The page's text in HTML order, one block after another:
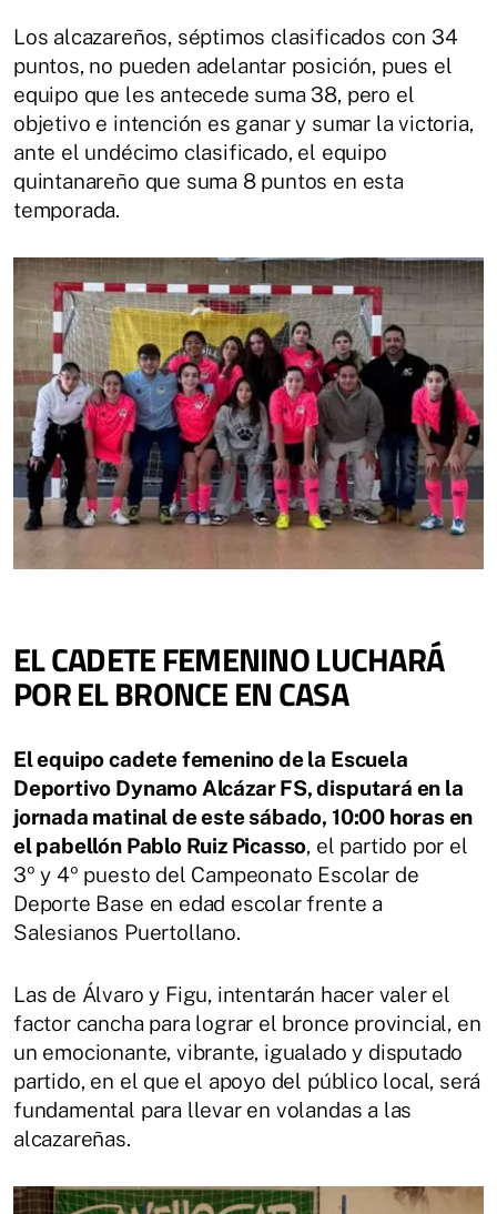
Los alcazareños, séptimos clasificados con 34
puntos, no pueden adelantar posición, pues el
equipo que les antecede suma 38, pero el
objetivo e intención es ganar y sumar la victoria,
ante el undécimo clasificado, el equipo
quintanareño que suma 8 puntos en esta
temporada.
EL CADETE FEMENINO LUCHARÁ
POR EL BRONCE EN CASA
El equipo cadete femenino de la Escuela
Deportivo Dynamo Alcázar FS, disputará en la
jornada matinal de este sábado, 10:00 horas en
el pabellón Pablo Ruiz Picasso, el partido por el
3º y 4º puesto del Campeonato Escolar de
Deporte Base en edad escolar frente a
Salesianos Puertollano.
Las de Álvaro y Figu, intentarán hacer valer el
factor cancha para lograr el bronce provincial, en
un emocionante, vibrante, igualado y disputado
partido, en el que el apoyo del público local, será
fundamental para llevar en volandas a las
alcazareñas.